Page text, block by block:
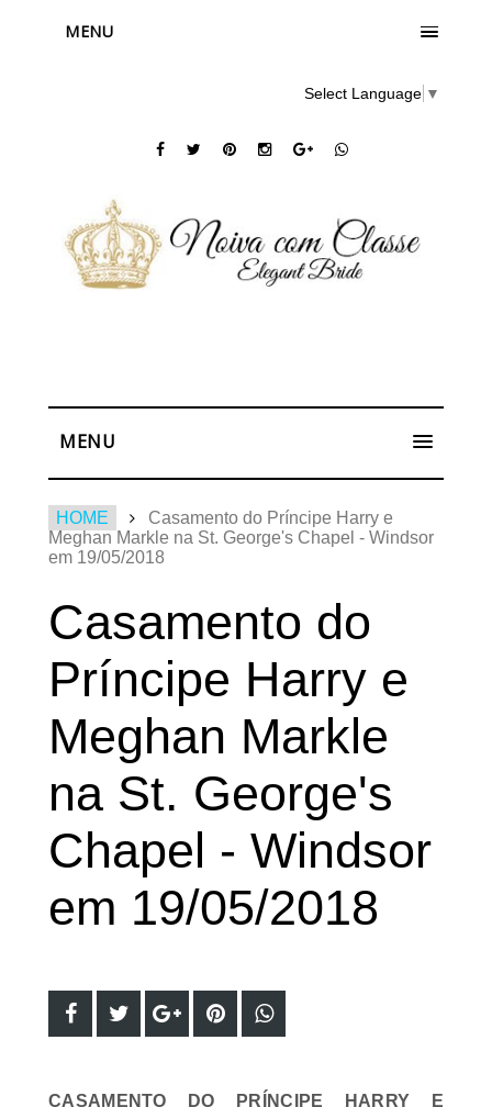
MENU
Select Language ▼
Meghan Markle na St. George's Chapel - Windsor
em 19/05/2018
Casamento do
Príncipe Harry e
Meghan Markle
na St. George's
Chapel - Windsor
em 19/05/2018